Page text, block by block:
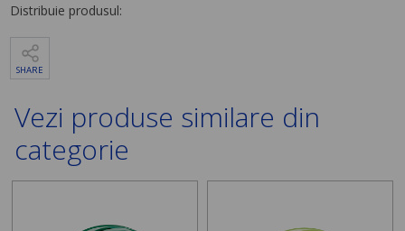
Distribuie produsul:
SHARE
Vezi produse similare din
categorie